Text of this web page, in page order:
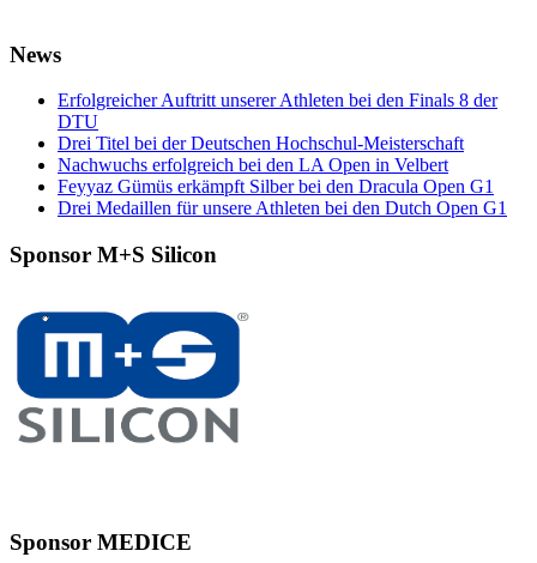
News
Erfolgreicher Auftritt unserer Athleten bei den Finals 8 der
DTU
Drei Titel bei der Deutschen Hochschul-Meisterschaft
Nachwuchs erfolgreich bei den LA Open in Velbert
Feyyaz Gümüs erkämpft Silber bei den Dracula Open G1
Drei Medaillen für unsere Athleten bei den Dutch Open G1
Sponsor M+S Silicon
Sponsor MEDICE